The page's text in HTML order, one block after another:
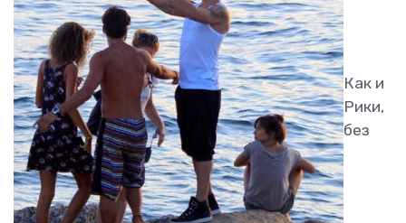
Как и
Рики,
без